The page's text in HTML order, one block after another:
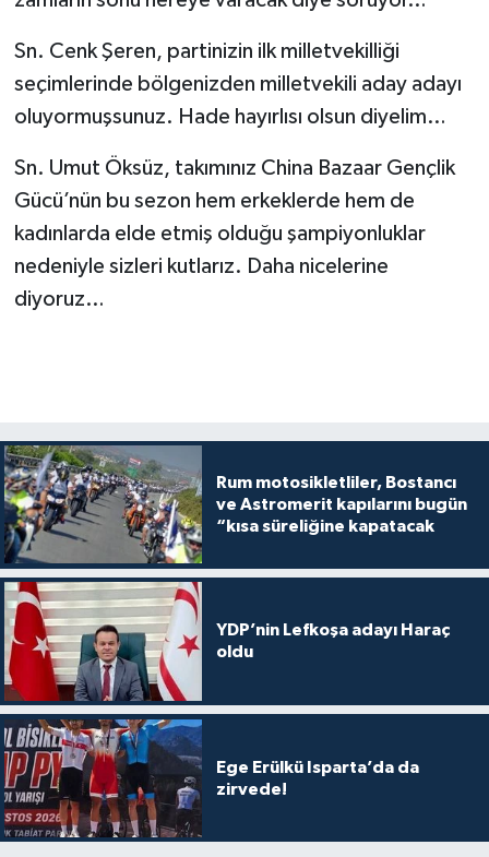
Sn. Cenk Şeren, partinizin ilk milletvekilliği
seçimlerinde bölgenizden milletvekili aday adayı
oluyormuşsunuz. Hade hayırlısı olsun diyelim…
Sn. Umut Öksüz, takımınız China Bazaar Gençlik
Gücü’nün bu sezon hem erkeklerde hem de
kadınlarda elde etmiş olduğu şampiyonluklar
nedeniyle sizleri kutlarız. Daha nicelerine
diyoruz…
Rum motosikletliler, Bostancı
ve Astromerit kapılarını bugün
“kısa süreliğine kapatacak
YDP’nin Lefkoşa adayı Haraç
oldu
Ege Erülkü Isparta’da da
zirvede!